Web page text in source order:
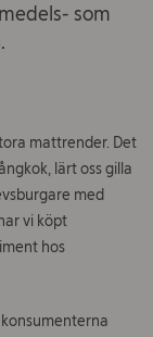
som
mattrender. Det
lärt oss gilla
med
vi köpt
hos